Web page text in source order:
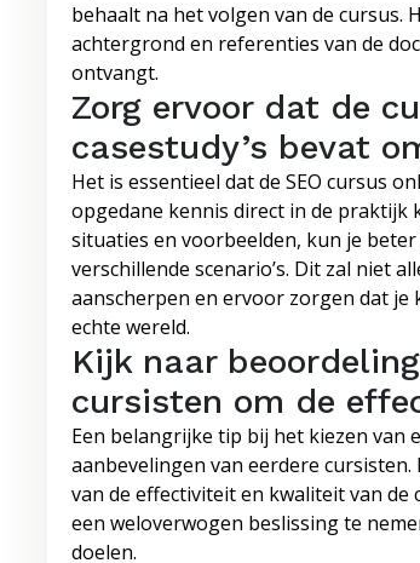
behaalt na het volgen van de cursus.
achtergrond en referenties van de
ontvangt.
Zorg ervoor dat de
casestudy’s bevat
Het is essentieel dat de SEO cursus
opgedane kennis direct in de
situaties en voorbeelden, kun je
verschillende scenario’s. Dit zal niet
aanscherpen en ervoor zorgen dat je
echte wereld.
Kijk naar
cursisten om de
Een belangrijke tip bij het kiezen van
aanbevelingen van eerdere
van de effectiviteit en kwaliteit van
een weloverwogen beslissing te
doelen.